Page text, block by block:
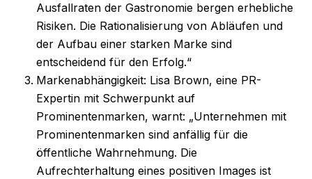
Ausfallraten der Gastronomie bergen erhebliche
Risiken. Die Rationalisierung von Abläufen und
der Aufbau einer starken Marke sind
entscheidend für den Erfolg.“
Markenabhängigkeit: Lisa Brown, eine PR-
Expertin mit Schwerpunkt auf
Prominentenmarken, warnt: „Unternehmen mit
Prominentenmarken sind anfällig für die
öffentliche Wahrnehmung. Die
Aufrechterhaltung eines positiven Images ist